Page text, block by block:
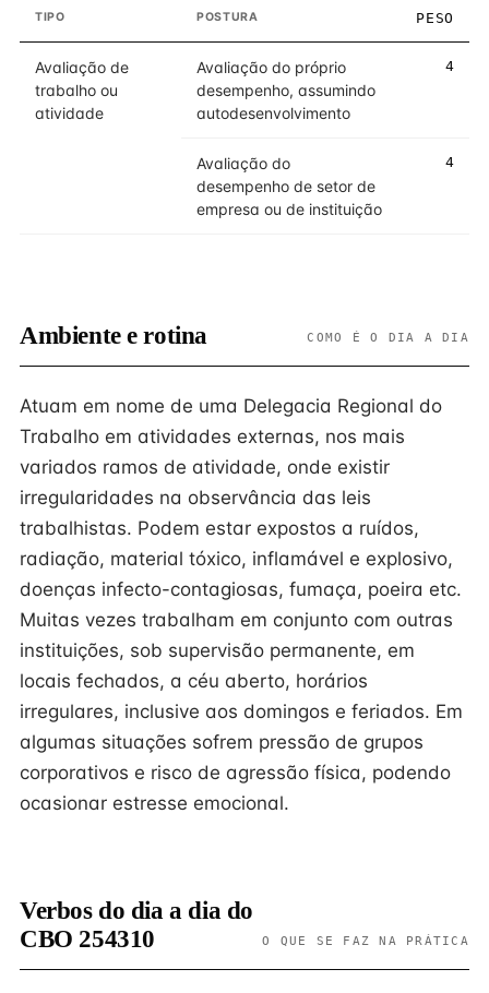
TIPO POSTURA PESO
Avaliação de
trabalho ou
atividade
Avaliação do próprio
desempenho, assumindo
autodesenvolvimento
4
Avaliação do
desempenho de setor de
empresa ou de instituição
4
Ambiente e rotina COMO É O DIA A DIA
Atuam em nome de uma Delegacia Regional do
Trabalho em atividades externas, nos mais
variados ramos de atividade, onde existir
irregularidades na observância das leis
trabalhistas. Podem estar expostos a ruídos,
radiação, material tóxico, inflamável e explosivo,
doenças infecto-contagiosas, fumaça, poeira etc.
Muitas vezes trabalham em conjunto com outras
instituições, sob supervisão permanente, em
locais fechados, a céu aberto, horários
irregulares, inclusive aos domingos e feriados. Em
algumas situações sofrem pressão de grupos
corporativos e risco de agressão física, podendo
ocasionar estresse emocional.
Verbos do dia a dia do
CBO 254310
O QUE SE FAZ NA PRÁTICA